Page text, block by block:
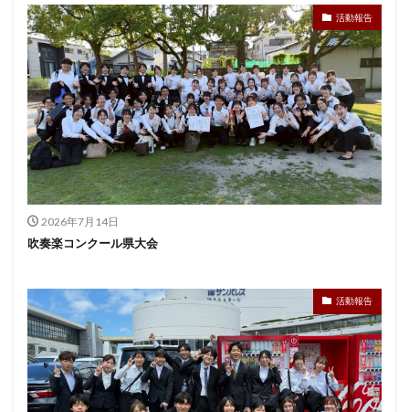
活動報告
2026年7月14日
吹奏楽コンクール県大会
活動報告